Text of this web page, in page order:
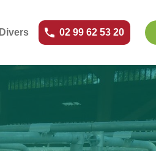
Divers 02 99 62 53 20